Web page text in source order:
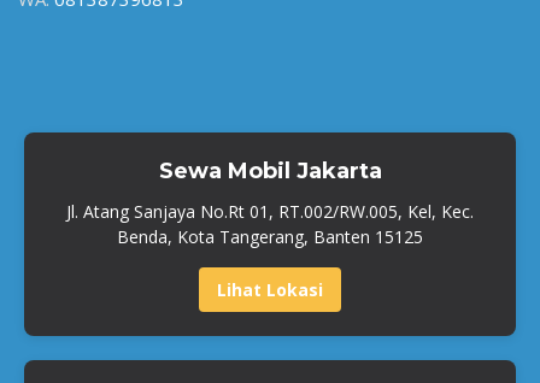
Sewa Mobil Jakarta
Jl. Atang Sanjaya No.Rt 01, RT.002/RW.005, Kel, Kec.
Benda, Kota Tangerang, Banten 15125
Lihat Lokasi